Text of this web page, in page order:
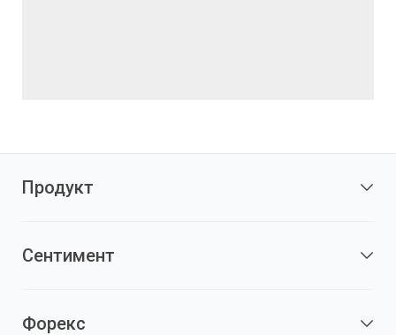
Продукт
Сентимент
Форекс